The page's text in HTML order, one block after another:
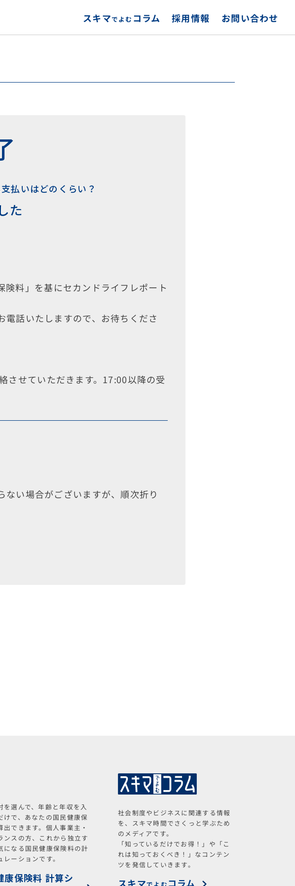
スキマでよむ コラム 採用情報 お問い合わせ
払いはどのくらい？
た
料」を基にセカンドライフレポート
話いたしますので、お待ちくださ
せていただきます。17:00以降の受
い場合がございますが、順次折り
を選んで、年齢と年収を入
けで、あなたの国民健康保
出できます。個人事業主・
ンスの方、これから独立す
になる国民健康保険料の計
レーションです。
康保険料 計算シ
社会制度やビジネスに関連する情報
を、スキマ時間でさくっと学ぶため
のメディアです。
「知っているだけでお得！」や「こ
れは知っておくべき！」なコンテン
ツを発信していきます。
スキマ コラム